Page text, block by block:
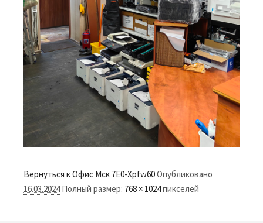
Вернуться к Офис Мск 7E0-Xpfw60Опубликовано
16.03.2024 Полный размер: 768 × 1024пикселей